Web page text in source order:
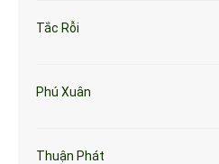
Tắc Rỗi
Phú Xuân
Thuận Phát